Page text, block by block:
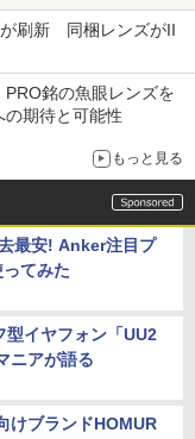
が刷新 同梱レンズがII
銘の魚眼レンズを
の期待と可能性
もっと見る
最安! Anker注目プ
てみた
型イヤフォン「UU2
ニアが語る
けブランドHOMUR